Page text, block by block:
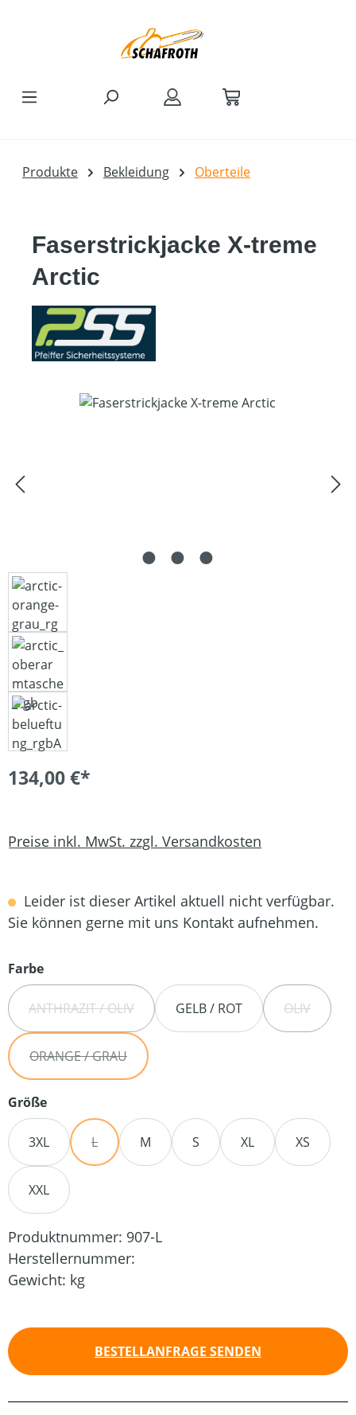
Produkte Bekleidung Oberteile
Faserstrickjacke X-treme
Arctic
Bildergalerie überspringen
134,00 €*
Preise inkl. MwSt. zzgl. Versandkosten
Leider ist dieser Artikel aktuell nicht verfügbar.
Sie können gerne mit uns Kontakt aufnehmen.
Farbeauswählen
ANTHRAZIT / OLIV(DIESE OPTION IST ZURZEIT NICHT VERFÜGBAR.)
GELB / ROT OLIV(DIESE
ORANGE / GRAU(DIESE OPTION IST ZURZEIT NICHT VERFÜGBAR.)
Größeauswählen
3XL L(DIESE OPTION IST ZURZEIT NICHT VERFÜGBAR.)
M S XL XS
XXL
Produktnummer: 907-L
Herstellernummer:
Gewicht: kg
BESTELLANFRAGE SENDEN